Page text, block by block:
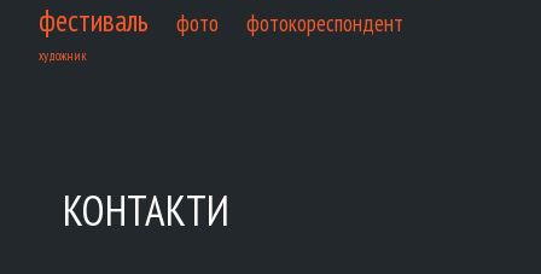
фестиваль фото фотокореспондент
художник
КОНТАКТИ